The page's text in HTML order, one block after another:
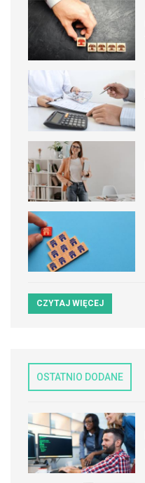
CZYTAJ WIĘCEJ
OSTATNIO DODANE